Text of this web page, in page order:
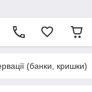
(банки, кришки)